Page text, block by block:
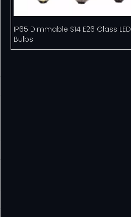
IP65 Dimmable S14 E26 Glass LED
Bulbs